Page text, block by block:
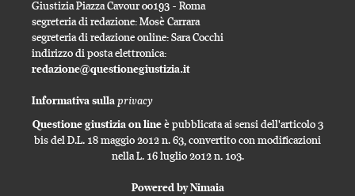
Giustizia Piazza Cavour 00193 - Roma
segreteria di redazione: Mosè Carrara
segreteria di redazione online: Sara Cocchi
indirizzo di posta elettronica:
redazione@questionegiustizia.it
Informativa sullaprivacy
Questione giustizia on lineè pubblicata ai sensi dell'articolo 3
bis del D.L. 18 maggio 2012 n. 63, convertito con modificazioni
nella L. 16 luglio 2012 n. 103.
Powered by Nimaia